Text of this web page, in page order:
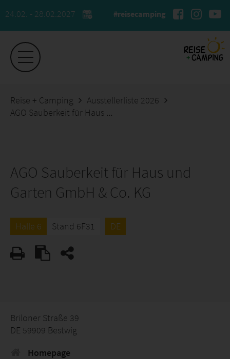
24.02. - 28.02.2027 #reisecamping
Reise + Camping
Ausstellerliste 2026
AGO Sauberkeit für Haus und Garten GmbH & Co. KG
AGO Sauberkeit für Haus und
Garten GmbH & Co. KG
Halle 6 Stand 6F31 DE
Briloner Straße 39
DE 59909 Bestwig
Homepage